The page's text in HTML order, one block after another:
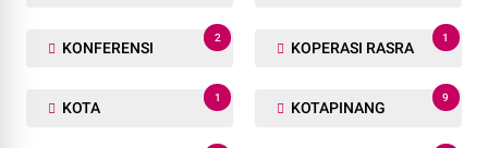
KONFERENSI
2
KOPERASI RASRA
1
KOTA
1
KOTAPINANG
9